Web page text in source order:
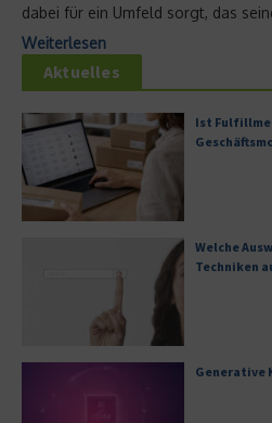
dabei für ein Umfeld sorgt, das
Weiterlesen
Aktuelles
Ist
Welche
Techniken
Generative